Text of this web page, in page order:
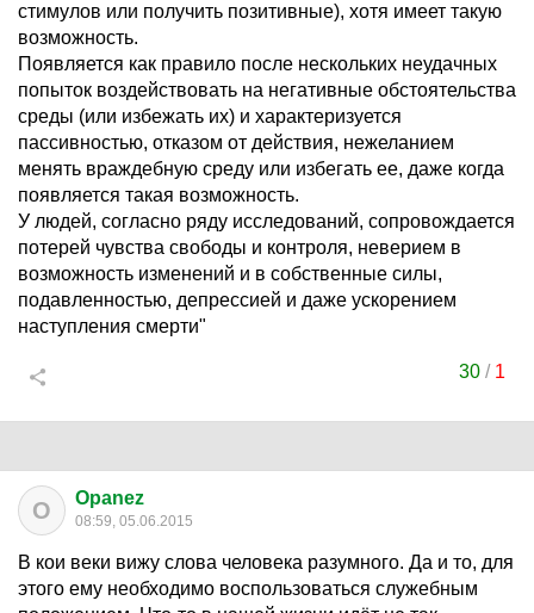
стимулов или получить позитивные), хотя имеет такую
возможность.
Появляется как правило после нескольких неудачных
попыток воздействовать на негативные обстоятельства
среды (или избежать их) и характеризуется
пассивностью, отказом от действия, нежеланием
менять враждебную среду или избегать ее, даже когда
появляется такая возможность.
У людей, согласно ряду исследований, сопровождается
потерей чувства свободы и контроля, неверием в
возможность изменений и в собственные силы,
подавленностью, депрессией и даже ускорением
наступления смерти"
30 / 1
O Opanez
08:59, 05.06.2015
В кои веки вижу слова человека разумного. Да и то, для
этого ему необходимо воспользоваться служебным